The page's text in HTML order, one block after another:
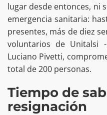
lugar desde entonces, ni
emergencia sanitaria:
presentes, más de diez
voluntarios de Unitalsi
Luciano Pivetti,
total de 200 personas.
Tiempo de
resignación